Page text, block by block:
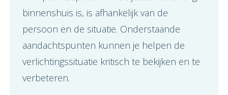
binnenshuis is, is afhankelijk van de
persoon en de situatie. Onderstaande
aandachtspunten kunnen je helpen de
verlichtingssituatie kritisch te bekijken en te
verbeteren.